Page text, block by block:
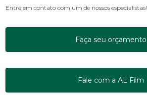
Entre em contato com um de nossos especialistas!
Faça seu orçamento
Fale com a AL Film